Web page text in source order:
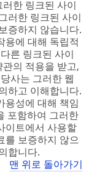
한 링크된 사이
러한 링크된 사이
증하지 않습니다.
용에 대해 독립적
른 링크된 사이
의 적용을 받고,
사는 그러한 웹
하고 이해합니다.
용성에 대해 책임
포함하여 그러한
이트에서 사용할
를 보증하지 않으
합니다.
맨 위로 돌아가기